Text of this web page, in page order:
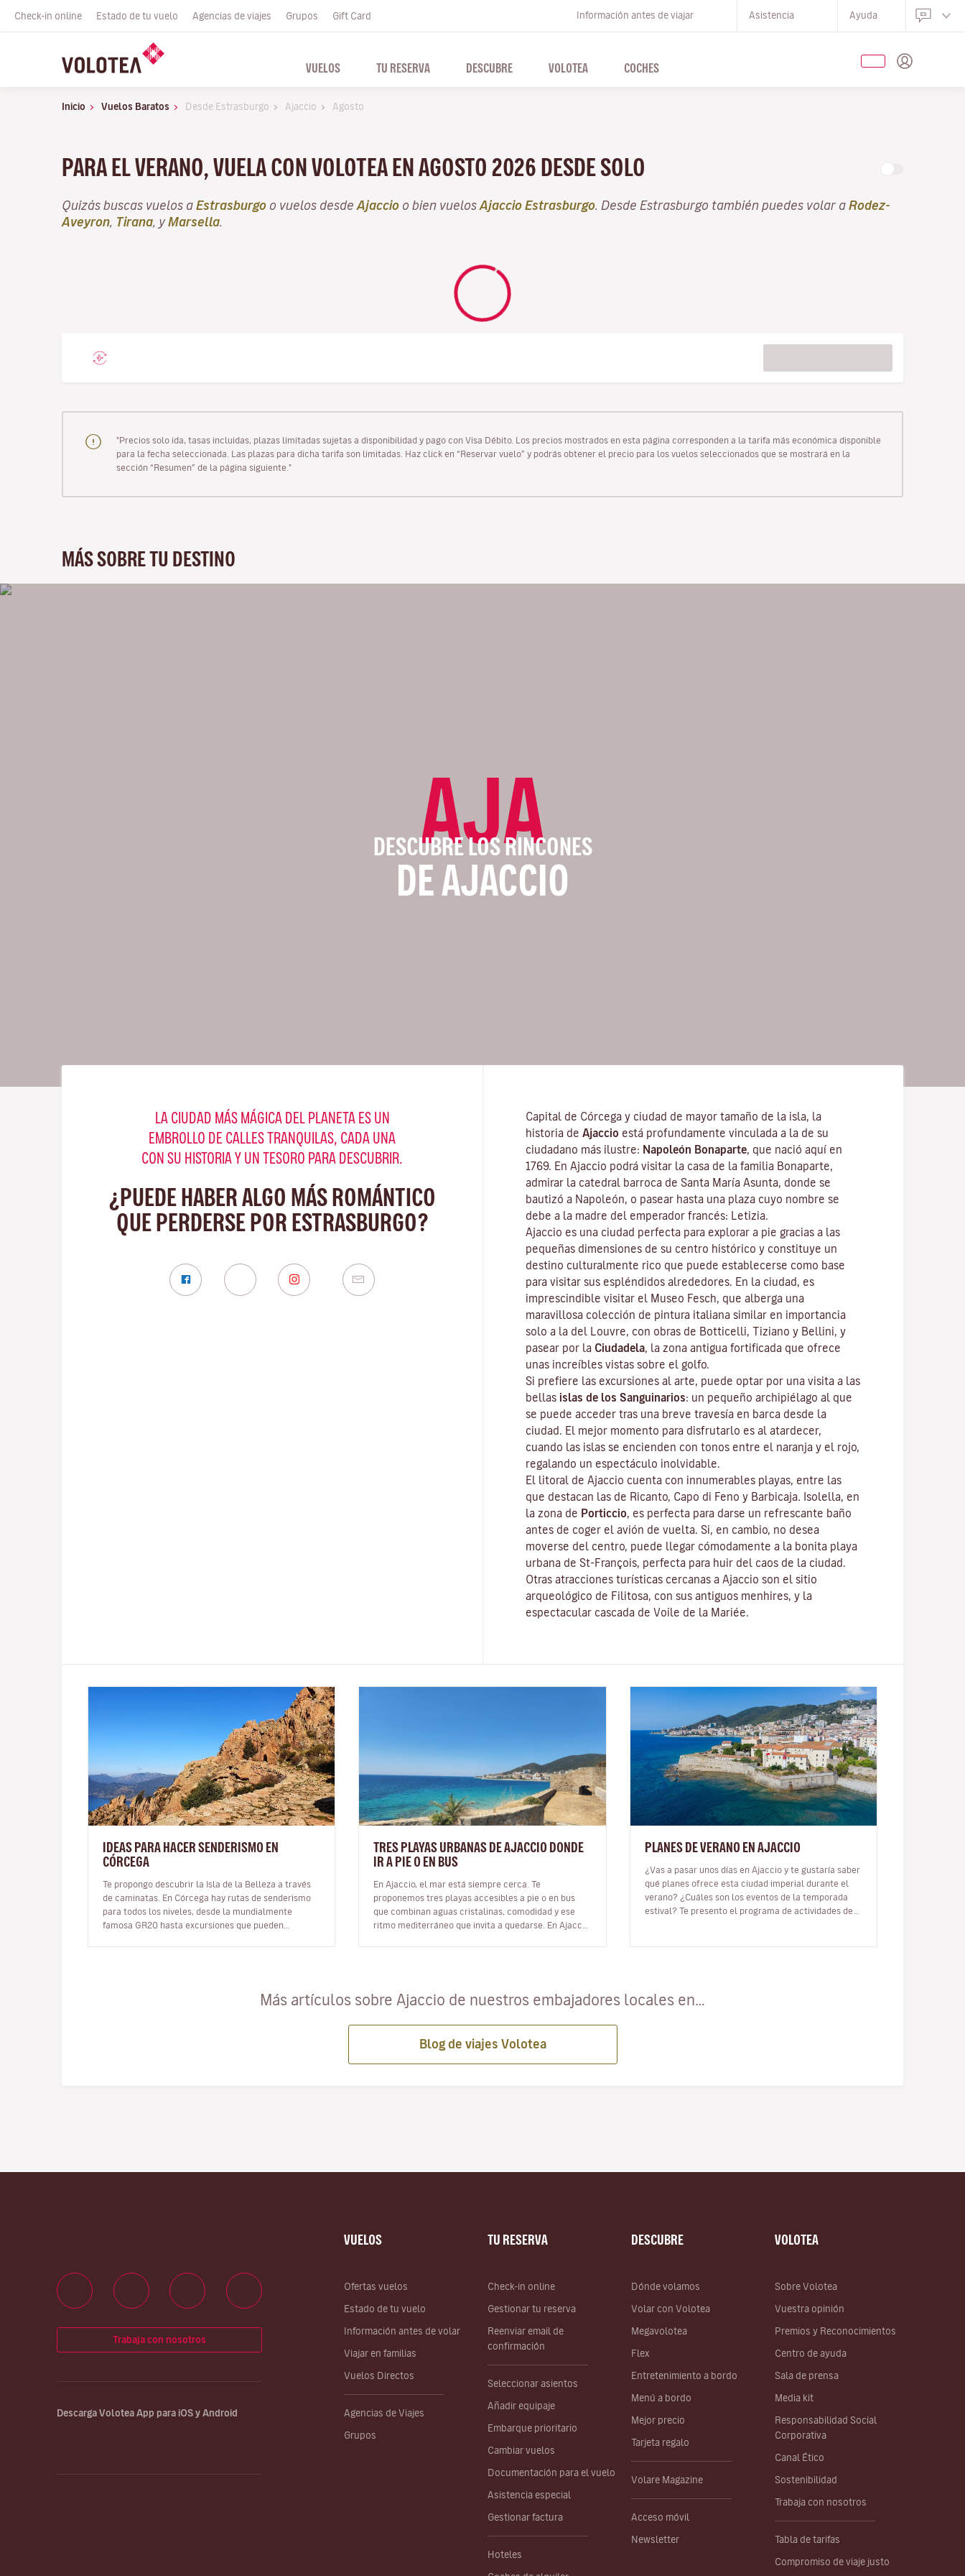
Check-in online Estado de tu vuelo Agencias de viajes Grupos Gift Card Información antes de viajar Asistencia Ayuda
VUELOS TU RESERVA DESCUBRE VOLOTEA COCHES
Inicio Vuelos Baratos Desde Estrasburgo Ajaccio Agosto
PARA EL VERANO, VUELA CON VOLOTEA EN AGOSTO 2026 DESDE SOLO
Quizás buscas vuelos a Estrasburgo o vuelos desde Ajaccio o bien vuelos Ajaccio Estrasburgo . Desde Estrasburgo también puedes volar a Rodez-
Aveyron Tirana , yMarsella
"Precios solo ida, tasas incluidas, plazas limitadas sujetas a disponibilidad y pago con Visa Débito. Los precios mostrados en esta página corresponden a la tarifa más económica disponible
para la fecha seleccionada. Las plazas para dicha tarifa son limitadas. Haz click en “Reservar vuelo” y podrás obtener el precio para los vuelos seleccionados que se mostrará en la
sección “Resumen” de la página siguiente."
MÁS SOBRE TU DESTINO
AJA
DESCUBRE LOS RINCONES
DE AJACCIO
LA CIUDAD MÁS MÁGICA DEL PLANETA ES UN
EMBROLLO DE CALLES TRANQUILAS, CADA UNA
CON SU HISTORIA Y UN TESORO PARA DESCUBRIR.
¿PUEDE HABER ALGO MÁS ROMÁNTICO
QUE PERDERSE POR ESTRASBURGO?
Capital de Córcega y ciudad de mayor tamaño de la isla, la
historia de Ajaccio está profundamente vinculada a la de su
ciudadano más ilustre: Napoleón Bonaparte , que nació aquí en
1769. En Ajaccio podrá visitar la casa de la familia Bonaparte,
admirar la catedral barroca de Santa María Asunta, donde se
bautizó a Napoleón, o pasear hasta una plaza cuyo nombre se
debe a la madre del emperador francés: Letizia.
Ajaccio es una ciudad perfecta para explorar a pie gracias a las
pequeñas dimensiones de su centro histórico y constituye un
destino culturalmente rico que puede establecerse como base
para visitar sus espléndidos alrededores. En la ciudad, es
imprescindible visitar el
Museo Fesch , que alberga una
maravillosa colección de pintura italiana similar en importancia
solo a la del Louvre, con obras de Botticelli, Tiziano y Bellini, y
pasear por la Ciudadela , la zona antigua fortificada que ofrece
unas increíbles vistas sobre el golfo.
Si prefiere las excursiones al arte, puede optar por una visita a las
bellas islas de los Sanguinarios: un pequeño archipiélago al que
se puede acceder tras una breve travesía en barca desde la
ciudad. El mejor momento para disfrutarlo es al atardecer,
cuando las islas se encienden con tonos entre el naranja y el rojo,
regalando un espectáculo inolvidable.
El litoral de Ajaccio cuenta con innumerables playas, entre las
que destacan las de Ricanto, Capo di Feno y Barbicaja
Isolella , en
la zona de Porticcio , es perfecta para darse un refrescante baño
antes de coger el avión de vuelta. Si, en cambio, no desea
moverse del centro, puede llegar cómodamente a la bonita playa
urbana de St-François, perfecta para huir del caos de la ciudad.
Otras atracciones turísticas cercanas a Ajaccio son el sitio
arqueológico de Filitosa , con sus antiguos menhires, y la
espectacular cascada de Voile de la Mariée.
IDEAS PARA HACER SENDERISMO EN
CÓRCEGA
Te propongo descubrir la Isla de la Belleza a través
de caminatas. En Córcega hay rutas de senderismo
para todos los niveles, desde la mundialmente
famosa GR20 hasta excursiones que pueden
TRES PLAYAS URBANAS DE AJACCIO DONDE
IR A PIE O EN BUS
En Ajaccio, el mar está siempre cerca. Te
proponemos tres playas accesibles a pie o en bus
que combinan aguas cristalinas, comodidad y ese
ritmo mediterráneo que invita a quedarse. En Ajaccio,
PLANES DE VERANO EN AJACCIO
¿Vas a pasar unos días en Ajaccio y te gustaría saber
qué planes ofrece esta ciudad imperial durante el
verano? ¿Cuáles son los eventos de la temporada
estival? Te presento el programa de actividades de
Más artículos sobre Ajaccio de nuestros embajadores locales en…
Blog de viajes Volotea
VUELOS
Ofertas vuelos
Estado de tu vuelo
Información antes de volar
Viajar en familias
Vuelos Directos
Agencias de Viajes
Grupos
TU RESERVA
Check-in online
Gestionar tu reserva
Reenviar email de
confirmación
Seleccionar asientos
Añadir equipaje
Embarque prioritario
Cambiar vuelos
Documentación para el vuelo
Asistencia especial
Gestionar factura
Hoteles
DESCUBRE
Dónde volamos
Volar con Volotea
Megavolotea
Flex
Entretenimiento a bordo
Menú a bordo
Mejor precio
Tarjeta regalo
Volare Magazine
Acceso móvil
Newsletter
VOLOTEA
Sobre Volotea
Vuestra opinión
Premios y Reconocimientos
Centro de ayuda
Sala de prensa
Media kit
Responsabilidad Social
Corporativa
Canal Ético
Sostenibilidad
Trabaja con nosotros
Tabla de tarifas
Compromiso de viaje justo
Trabaja con nosotros
Descarga Volotea App para iOS y Android